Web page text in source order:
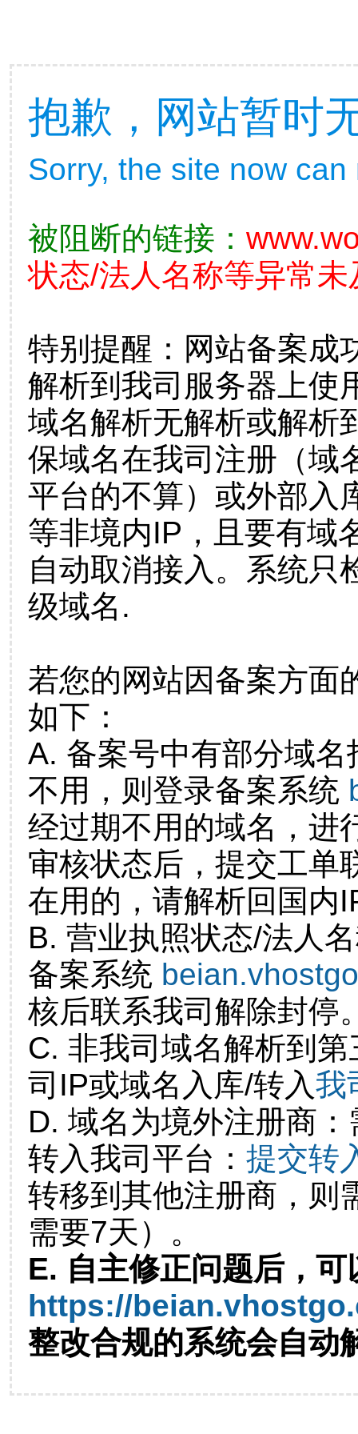
抱歉，网站暂时
Sorry, the site now
被阻断的链接：
状态/法人名称等异常未
特别提醒：网站备案成
解析到我司服务器上使
域名解析无解析或解析
保域名在我司注册（域
平台的不算）或外部入
等非境内IP，且要有域
自动取消接入。系统只
级域名.
若您的网站因备案方面
如下：
A. 备案号中有部分域
不用，则登录备案系统
经过期不用的域名，进
审核状态后，提交工单
在用的，请解析回国内
B. 营业执照状态/法人
备案系统
核后联系我司解除封停
C. 非我司域名解析到
司IP或域名入库/转入我
D. 域名为境外注册商
转入我司平台： 提交转
转移到其他注册商，则
需要7天）。
E. 自主修正问题后，可
https://
整改合规的系统会自动